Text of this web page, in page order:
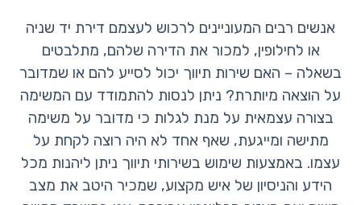
אנשים רבים המעוניינים לרכוש לעצמם דירת יד שניה
או לחילופין, למכור את הדירה שלהם, מתלבטים
בשאלה – האם שירות תיווך יכול לסייע להם או שמדובר
על הוצאה מיותרת? ניתן לנסות להתמודד עם המשימה
בצורה עצמאית על מנת לגלות כי מדובר על משימה
מתישה ומייגעת, שאף אחד לא היה רוצה לקחת על
עצמו. באמצעות שימוש בשירותי תיווך ניתן ליהנות מכל
הידע והניסיון של איש מקצוע, שמכיר היטב את מצב